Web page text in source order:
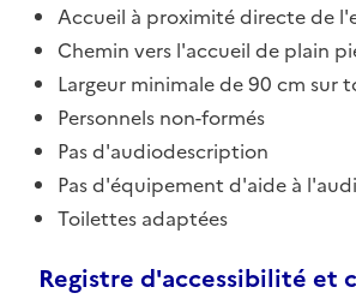
Accueil à proximité directe de
Chemin vers l'accueil de plain
Largeur minimale de 90 cm
Personnels non-formés
Pas d'audiodescription
Pas d'équipement d'aide à
Toilettes adaptées
Registre d'accessibilité et